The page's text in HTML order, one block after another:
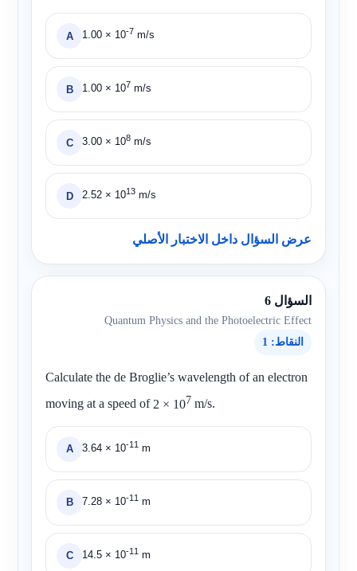
A 1.00× 10-7 m/s
B 1.00× 107 m/s
C 3.00× 108 m/s
D 2.52× 1013 m/s
عرض السؤال داخل الاختبار الأصلي
السؤال 6
Quantum Physics and the Photoelectric Effect
النقاط: 1
Calculate the de Broglie’s wavelength of an electron
moving at a speed of2 × 107 m/s.
A 3.64× 10-11 m
B 7.28× 10-11 m
C 14.5× 10-11 m